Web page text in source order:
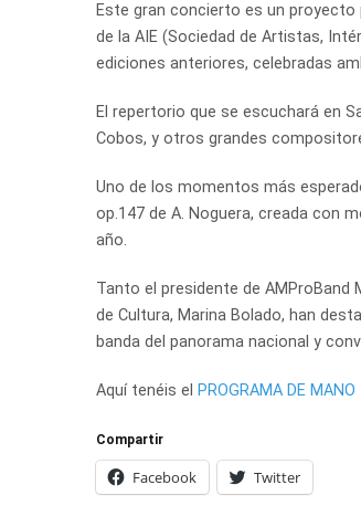
Este gran concierto es un proyecto
de la AIE (Sociedad de Artistas,
ediciones anteriores, celebradas
El repertorio que se escuchará en
Cobos, y otros grandes
Uno de los momentos más
op.147 de A. Noguera, creada con
año.
Tanto el presidente de AMProBand
de Cultura, Marina Bolado, han
banda del panorama nacional y
Aquí tenéis el PROGRAMA DE MANO
Compartir
Facebook Twitter